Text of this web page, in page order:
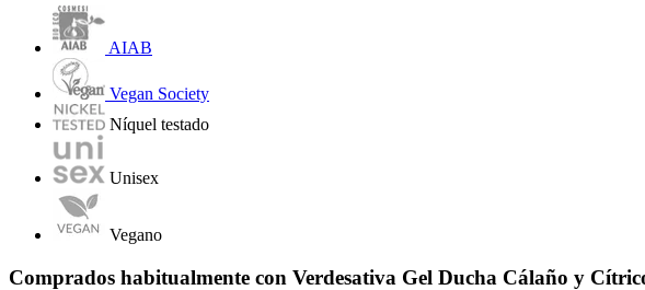
AIAB
Vegan Society
Níquel testado
Unisex
Vegano
Comprados habitualmente con Verdesativa Gel Ducha Cálaño y